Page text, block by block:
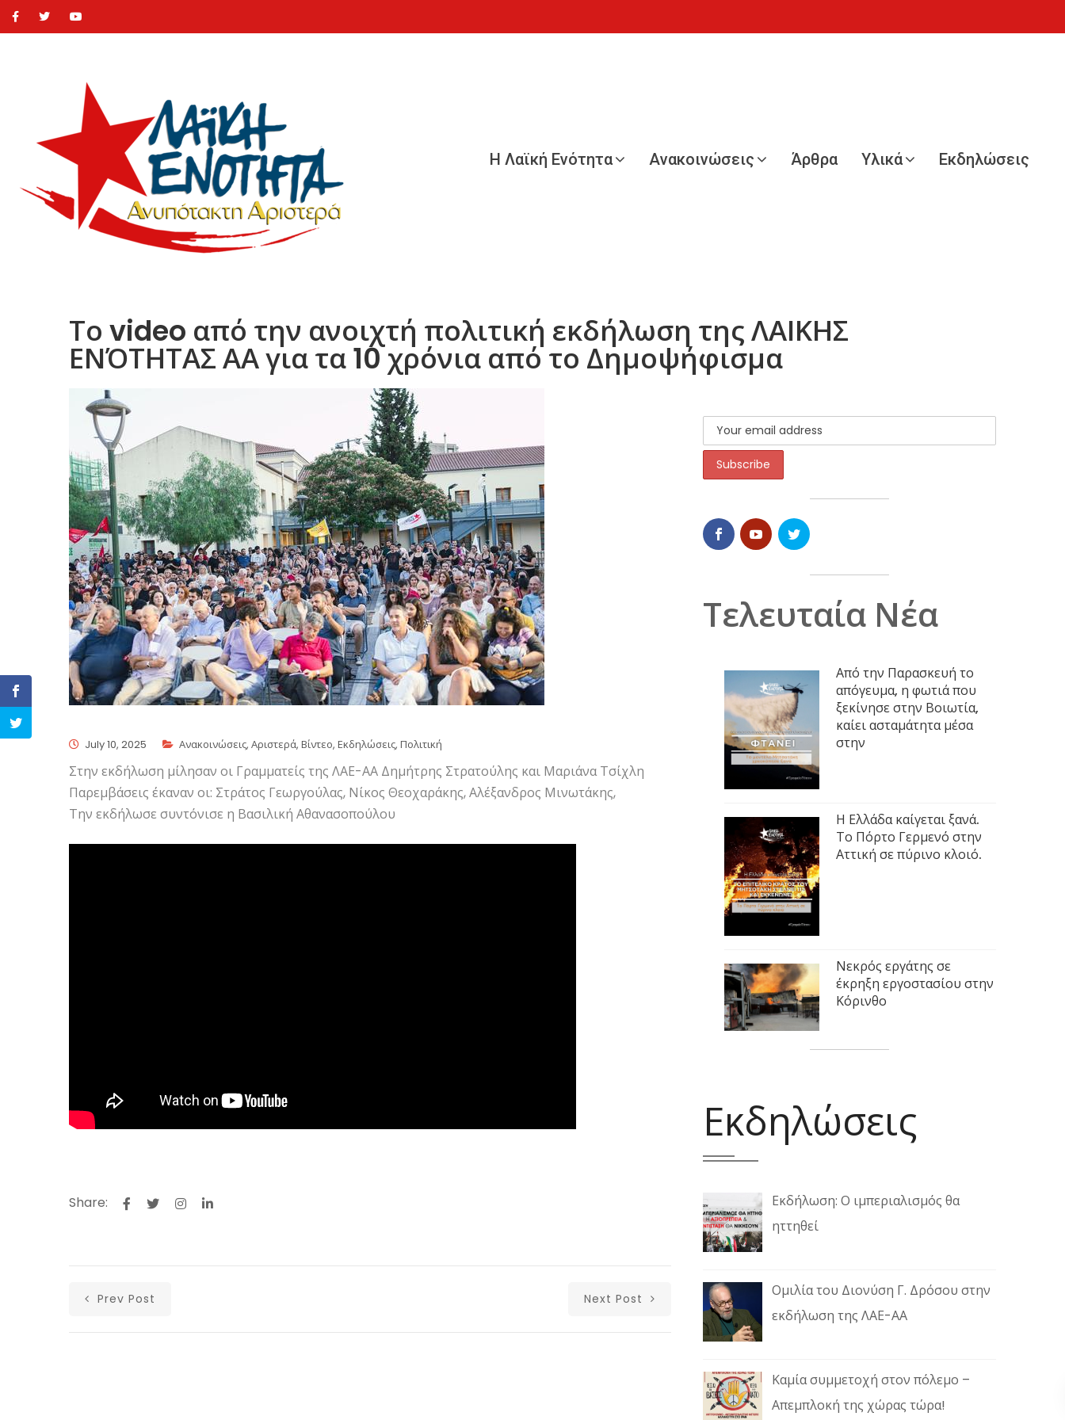
Η Λαϊκή Ενότητα Ανακοινώσεις Άρθρα Υλικά Εκδηλώσεις
Το video από την ανοιχτή πολιτική εκδήλωση της ΛΑΙΚΗΣ
ΕΝΌΤΗΤΑΣ ΑΑ για τα 10 χρόνια από το Δημοψήφισμα
July 10, 2025 Ανακοινώσεις, Αριστερά, Βίντεο, Εκδηλώσεις, Πολιτική
Στην εκδήλωση μίλησαν οι Γραμματείς της ΛΑΕ-ΑΑ Δημήτρης Στρατούλης και Μαριάνα Τσίχλη
Παρεμβάσεις έκαναν οι: Στράτος Γεωργούλας, Νίκος Θεοχαράκης, Αλέξανδρος Μινωτάκης,
Την εκδήλωσε συντόνισε η Βασιλική Αθανασοπούλου
Share:
Prev Post Next Post
Τελευταία Νέα
Από την Παρασκευή το
απόγευμα, η φωτιά που
ξεκίνησε στην Βοιωτία,
καίει ασταμάτητα μέσα
στην
Η Ελλάδα καίγεται ξανά.
Το Πόρτο Γερμενό στην
Αττική σε πύρινο κλοιό.
Νεκρός εργάτης σε
έκρηξη εργοστασίου στην
Κόρινθο
Εκδηλώσεις
Εκδήλωση: Ο ιμπεριαλισμός θα
ηττηθεί
Ομιλία του Διονύση Γ. Δρόσου στην
εκδήλωση της ΛΑΕ-ΑΑ
Καμία συμμετοχή στον πόλεμο –
Απεμπλοκή της χώρας τώρα!